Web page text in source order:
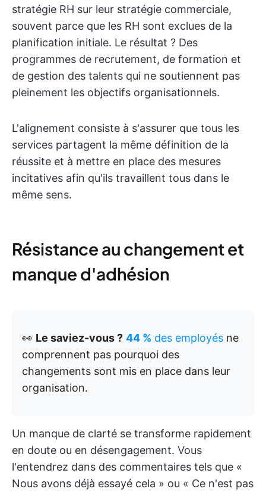
stratégie RH sur leur stratégie commerciale,
souvent parce que les RH sont exclues de la
planification initiale. Le résultat ? Des
programmes de recrutement, de formation et
de gestion des talents qui ne soutiennent pas
pleinement les objectifs organisationnels.
L'alignement consiste à s'assurer que tous les
services partagent la même définition de la
réussite et à mettre en place des mesures
incitatives afin qu'ils travaillent tous dans le
même sens.
Résistance au changement et
manque d'adhésion
👀 Le saviez-vous ? 44 % des employés ne
comprennent pas pourquoi des
changements sont mis en place dans leur
organisation.
Un manque de clarté se transforme rapidement
en doute ou en désengagement. Vous
l'entendrez dans des commentaires tels que «
Nous avons déjà essayé cela » ou « Ce n'est pas